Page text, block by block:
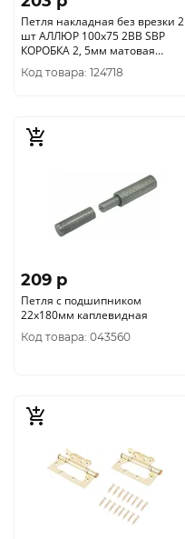
Петля накладная без врезки 2
шт АЛЛЮР 100х75 2BB SBP
КОРОБКА 2, 5мм матовая
латунь
Код товара: 124718
209 p
Петля с подшипником
22х180мм каплевидная
Код товара: 043560